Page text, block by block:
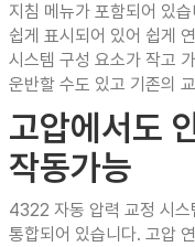
지침 메뉴가 포함되어 있
쉽게 표시되어 있어 쉽게
시스템 구성 요소가 작고
운반할 수도 있고 기존의
고압에서도
작동가능
4322 자동 압력 교정 시스
통합되어 있습니다. 고압